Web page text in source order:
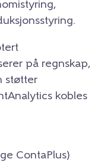
på regnskap,
støtter
kobles
ContaPlus)